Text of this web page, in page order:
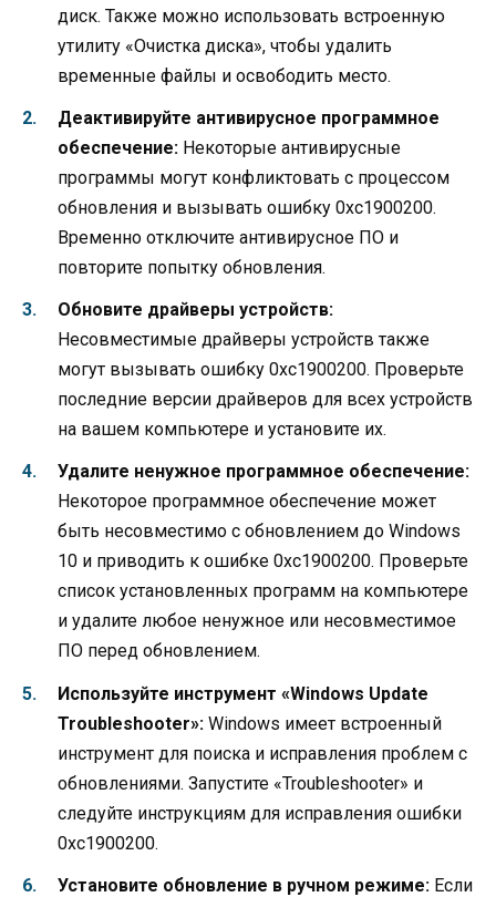
диск. Также можно использовать встроенную
утилиту «Очистка диска», чтобы удалить
временные файлы и освободить место.
Деактивируйте антивирусное программное
обеспечение: Некоторые антивирусные
программы могут конфликтовать с процессом
обновления и вызывать ошибку 0xc1900200.
Временно отключите антивирусное ПО и
повторите попытку обновления.
Обновите драйверы устройств:
Несовместимые драйверы устройств также
могут вызывать ошибку 0xc1900200. Проверьте
последние версии драйверов для всех устройств
на вашем компьютере и установите их.
Удалите ненужное программное обеспечение:
Некоторое программное обеспечение может
быть несовместимо с обновлением до Windows
10 и приводить к ошибке 0xc1900200. Проверьте
список установленных программ на компьютере
и удалите любое ненужное или несовместимое
ПО перед обновлением.
Используйте инструмент «Windows Update
Troubleshooter»: Windows имеет встроенный
инструмент для поиска и исправления проблем с
обновлениями. Запустите «Troubleshooter» и
следуйте инструкциям для исправления ошибки
0xc1900200.
Установите обновление в ручном режиме: Если